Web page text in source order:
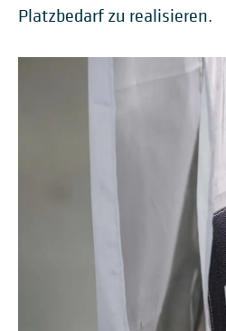
Platzbedarf zu realisieren.